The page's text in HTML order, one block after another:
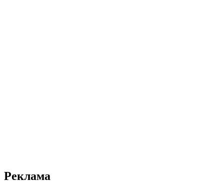
Реклама